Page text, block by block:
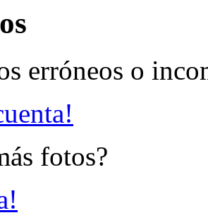
erróneos o
fotos?